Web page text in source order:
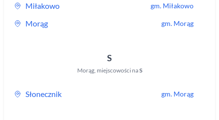
Miłakowo gm. Miłakowo
Morąg gm. Morąg
S
Morąg, miejscowości naS
Słonecznik gm. Morąg